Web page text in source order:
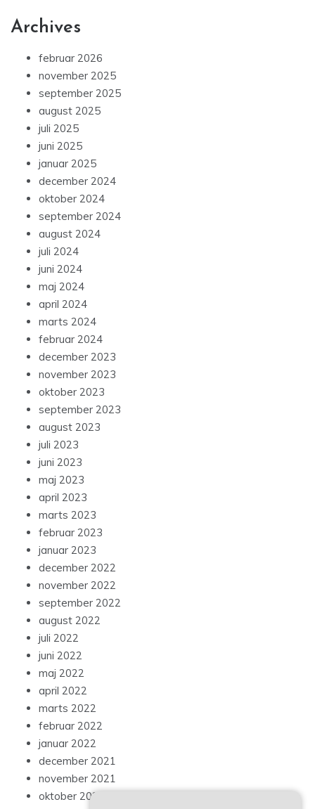
Archives
februar 2026
november 2025
september 2025
august 2025
juli 2025
juni 2025
januar 2025
december 2024
oktober 2024
september 2024
august 2024
juli 2024
juni 2024
maj 2024
april 2024
marts 2024
februar 2024
december 2023
november 2023
oktober 2023
september 2023
august 2023
juli 2023
juni 2023
maj 2023
april 2023
marts 2023
februar 2023
januar 2023
december 2022
november 2022
september 2022
august 2022
juli 2022
juni 2022
maj 2022
april 2022
marts 2022
februar 2022
januar 2022
december 2021
november 2021
oktober 2021